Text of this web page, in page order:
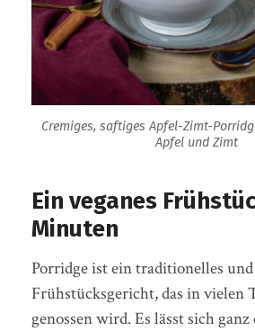
Cremiges, saftiges Apfel-Zimt-
Apfel und Zimt
Ein veganes
Minuten
Porridge ist ein traditionelles
Frühstücksgericht, das in vielen
genossen wird. Es lässt sich